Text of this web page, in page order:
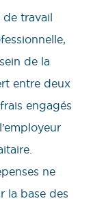
de travail
de la
entre deux
engagés
ne
la base des